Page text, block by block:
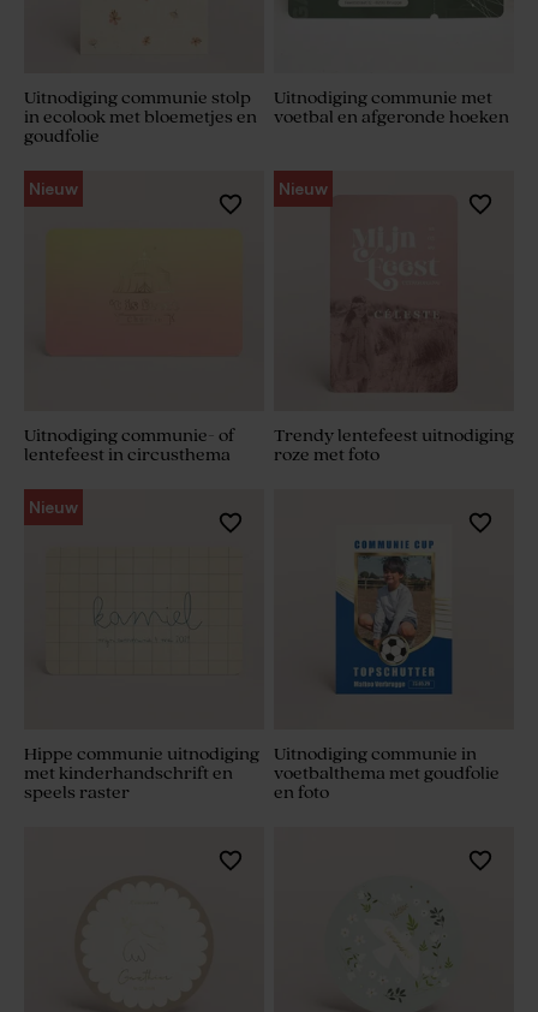
Uitnodiging communie stolp
in ecolook met bloemetjes en
goudfolie
Uitnodiging communie met
voetbal en afgeronde hoeken
Nieuw
Uitnodiging communie- of
lentefeest in circusthema
Nieuw
Trendy lentefeest uitnodiging
roze met foto
Nieuw
Hippe communie uitnodiging
met kinderhandschrift en
speels raster
Uitnodiging communie in
voetbalthema met goudfolie
en foto